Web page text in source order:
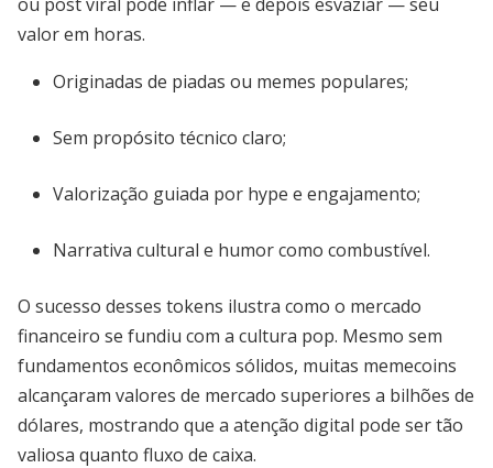
valor em horas.
Originadas de piadas ou memes populares;
Sem propósito técnico claro;
Valorização guiada por hype e engajamento;
Narrativa cultural e humor como combustível.
O sucesso desses tokens ilustra como o mercado
financeiro se fundiu com a cultura pop. Mesmo sem
fundamentos econômicos sólidos, muitas memecoins
alcançaram valores de mercado superiores a bilhões de
dólares, mostrando que a atenção digital pode ser tão
valiosa quanto fluxo de caixa.